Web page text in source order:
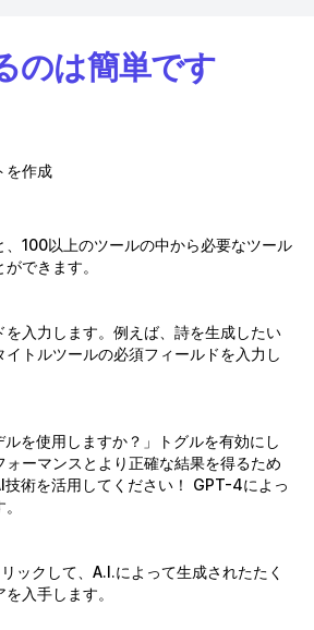
のは簡単です
を作成
、100以上のツールの中から必要なツール
できます。
を入力します。例えば、詩を生成したい
イトルツールの必須フィールドを入力し
ルを使用しますか？」トグルを有効にし
ォーマンスとより正確な結果を得るため
技術を活用してください！ GPT-4によっ
ックして、A.I.によって生成されたたく
入手します。